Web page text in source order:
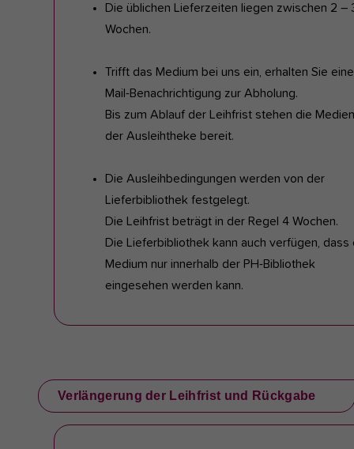
Die üblichen Lieferzeiten liegen zwischen 2 –
Wochen.
Trifft das Medium bei uns ein, erhalten Sie
Mail-Benachrichtigung zur Abholung.
Bis zum Ablauf der Leihfrist stehen die
der Ausleihtheke bereit.
Die Ausleihbedingungen werden von der
Lieferbibliothek festgelegt.
Die Leihfrist beträgt in der Regel 4 Wochen.
Die Lieferbibliothek kann auch verfügen, dass
Medium nur innerhalb der PH-Bibliothek
eingesehen werden kann.
Verlängerung der Leihfrist und Rückgabe